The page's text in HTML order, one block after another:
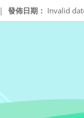
發佈日期： Invalid
|